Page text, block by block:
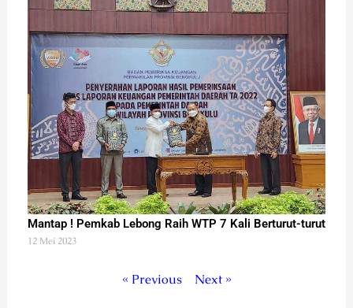
Mantap ! Pemkab Lebong Raih WTP 7 Kali Berturut-turut
12 Mei 2023
« Previous Next »